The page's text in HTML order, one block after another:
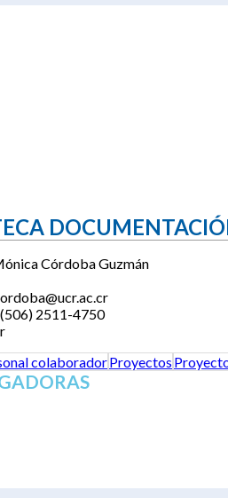
Córdoba Guzmán
2511-4750
colaboradorProyectos